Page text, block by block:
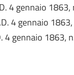
4 gennaio
4 gennaio
4 gennaio 1863,